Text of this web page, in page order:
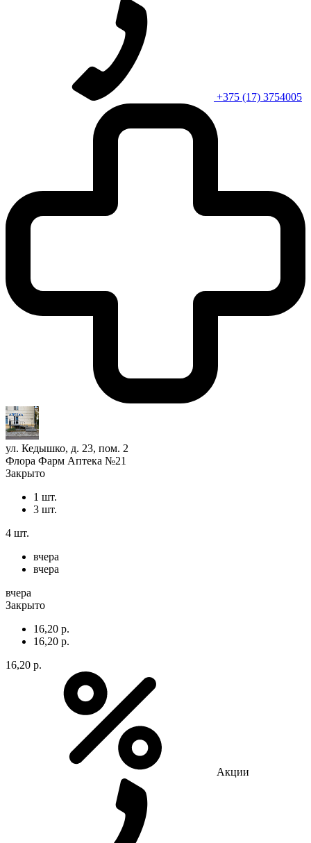
+375 (17) 3754005
ул. Кедышко, д. 23, пом. 2
Флора Фарм Аптека №21
Закрыто
1 шт.
3 шт.
4 шт.
вчера
вчера
вчера
Закрыто
16,20 р.
16,20 р.
16,20 р.
Акции